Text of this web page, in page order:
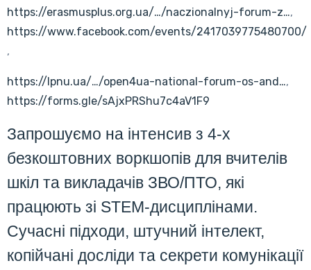
https://erasmusplus.org.ua/…/naczionalnyj-forum-z…,
https://www.facebook.com/events/2417039775480700/
,
https://lpnu.ua/…/open4ua-national-forum-os-and…,
https://forms.gle/sAjxPRShu7c4aV1F9
Запрошуємо на інтенсив з 4-х
безкоштовних воркшопів для вчителів
шкіл та викладачів ЗВО/ПТО, які
працюють зі STEM-дисциплінами.
Сучасні підходи, штучний інтелект,
копійчані досліди та секрети комунікації